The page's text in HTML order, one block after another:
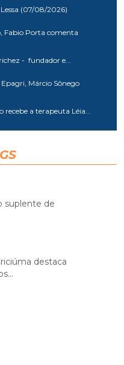
(07/08/2026)
Fabio Porta comenta
- fundador e...
Márcio Sônego
recebe a terapeuta Léia...
suplente de
destaca